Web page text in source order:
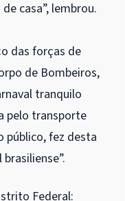
casa”, lembrou.
das forças de
de Bombeiros,
tranquilo
pelo transporte
público, fez desta
Federal: